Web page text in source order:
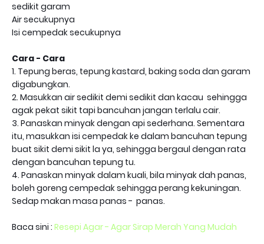
sedikit garam
Air secukupnya
Isi cempedak secukupnya
Cara - Cara
1. Tepung beras, tepung kastard, baking soda dan garam
digabungkan.
2. Masukkan air sedikit demi sedikit dan kacau sehingga
agak pekat sikit tapi bancuhan jangan terlalu cair.
3. Panaskan minyak dengan api sederhana. Sementara
itu, masukkan isi cempedak ke dalam bancuhan tepung
buat sikit demi sikit la ya, sehingga bergaul dengan rata
dengan bancuhan tepung tu.
4. Panaskan minyak dalam kuali, bila minyak dah panas,
boleh goreng cempedak sehingga perang kekuningan.
Sedap makan masa panas - panas.
Baca sini : Resepi Agar - Agar Sirap Merah Yang Mudah